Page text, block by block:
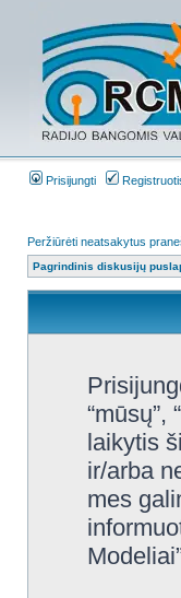
Prisijungti
Peržiūrėti neatsakytus
Pagrindinis diskusijų
“mūsų”,
laikytis
ir/arba
mes